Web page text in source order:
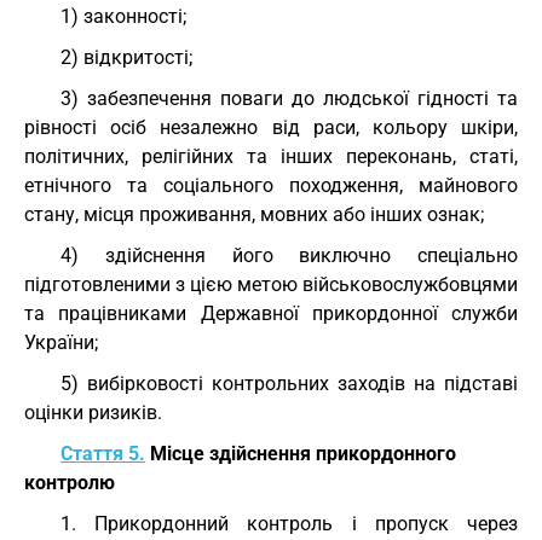
1) законності;
2) відкритості;
3) забезпечення поваги до людської гідності та
рівності осіб незалежно від раси, кольору шкіри,
політичних, релігійних та інших переконань, статі,
етнічного та соціального походження, майнового
стану, місця проживання, мовних або інших ознак;
4) здійснення його виключно спеціально
підготовленими з цією метою військовослужбовцями
та працівниками Державної прикордонної служби
України;
5) вибірковості контрольних заходів на підставі
оцінки ризиків.
Стаття 5. Місце здійснення прикордонного
контролю
1. Прикордонний контроль і пропуск через